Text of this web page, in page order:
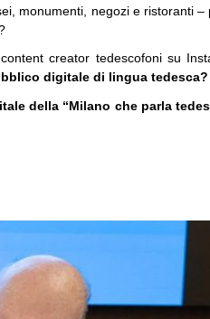
monumenti, negozi e ristoranti
creator tedescofoni su
digitale di lingua tedesca?
della “Milano che parla